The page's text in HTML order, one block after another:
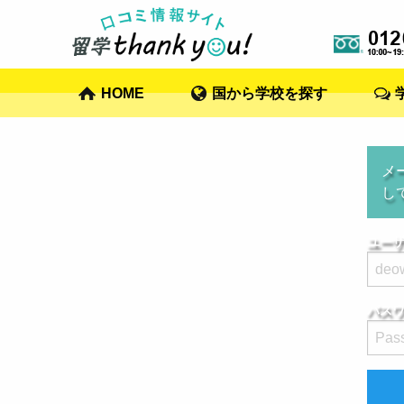
HOME 国から学校を探す
メ
し
ユー
パス